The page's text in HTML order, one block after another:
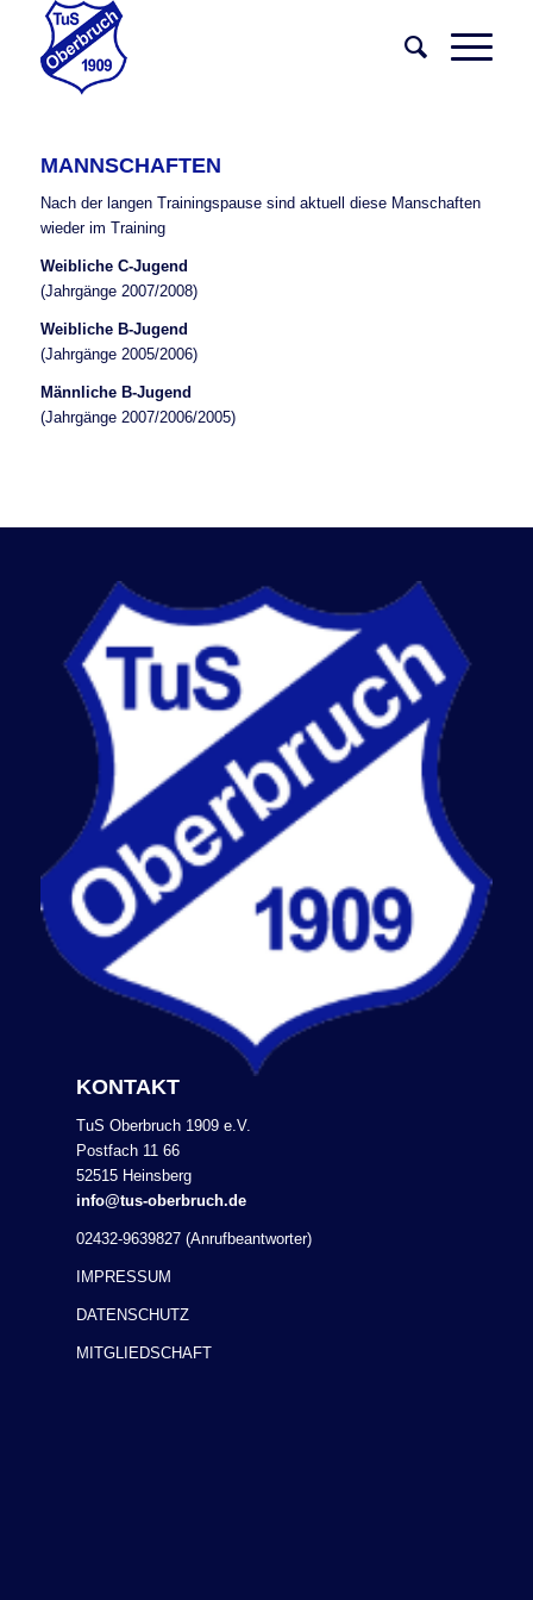
MANNSCHAFTEN
Nach der langen Trainingspause sind aktuell diese Manschaften
wieder im Training
Weibliche C-Jugend
(Jahrgänge 2007/2008)
Weibliche B-Jugend
(Jahrgänge 2005/2006)
Männliche B-Jugend
(Jahrgänge 2007/2006/2005)
KONTAKT
TuS Oberbruch 1909 e.V.
Postfach 11 66
52515 Heinsberg
info@tus-oberbruch.de
02432-9639827 (Anrufbeantworter)
IMPRESSUM
DATENSCHUTZ
MITGLIEDSCHAFT